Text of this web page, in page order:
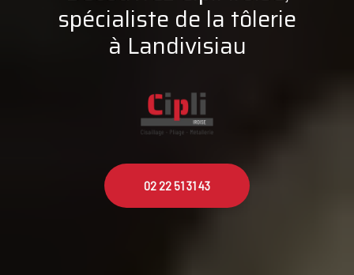
spécialiste de la tôlerie
à Landivisiau
02 22 51 31 43